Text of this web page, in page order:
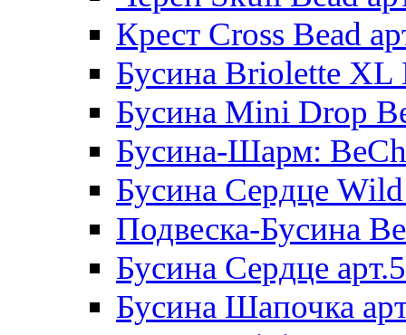
Крест Cross Bead
Бусина Briolette XL
Бусина Mini Drop
Бусина-Шарм:
Бусина Сердце
Подвеска-Бусина
Бусина Сердце
Бусина Шапочка